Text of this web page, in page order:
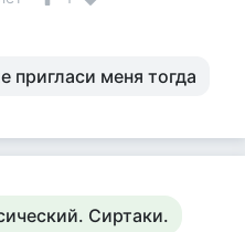
пригласи меня тогда
Сиртаки.